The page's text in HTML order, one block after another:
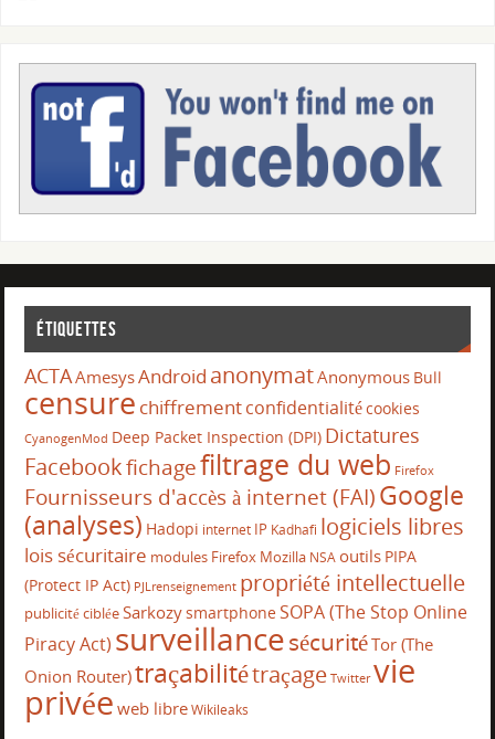
Étiquettes
ACTAAmesysAndroid anonymatAnonymous Bull
censure chiffrementconfidentialitécookies
CyanogenMod Deep Packet Inspection (DPI) Dictatures
Facebookfichagefiltrage du web Firefox
Fournisseurs d'accès à internet (FAI)Google
(analyses) Hadopi internet IP Kadhafi logiciels libres
lois sécuritaire modules Firefox Mozilla NSA outils PIPA
(Protect IP Act) PJLrenseignement propriété intellectuelle
publicité cibléeSarkozysmartphoneSOPA (The Stop Online
Piracy Act) surveillancesécuritéTor (The
Onion Router)traçabilitétraçage Twitter vie
privée web libreWikileaks